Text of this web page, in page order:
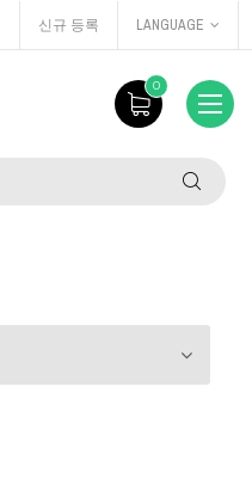
신규 등록 LANGUAGE
0